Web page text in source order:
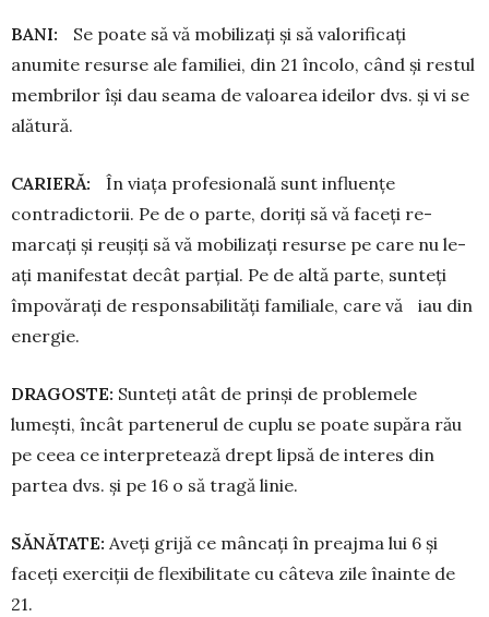
BANI:
Se poate să vă mobilizați și să va­lorificați
anumite resurse ale fa­mi­liei, din 21 încolo, când și restul
mem­brilor își dau seama de valoarea ideilor dvs. și vi se
alătură.
CARIERĂ:
În viața profesională sunt in­fluențe
contradictorii. Pe de o parte, doriți să vă faceți re­
marcați și reușiți să vă mobilizați resurse pe care nu le-
ați manifestat decât parțial. Pe de altă parte, sunteți
împovărați de responsabilități fa­miliale, care vă iau din
energie.
DRAGOSTE: Sunteți atât de prinși de problemele
lumești, încât partenerul de cuplu se poate supăra rău
pe ceea ce interpretează drept lipsă de interes din
partea dvs. și pe 16 o să tragă linie.
SĂNĂTATE: Aveți grijă ce mâncați în preajma lui 6 și
faceți exerciții de flexibilitate cu câteva zile înainte de
21.